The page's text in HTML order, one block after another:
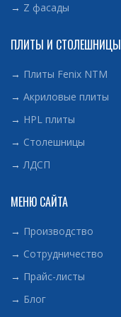
→ Z фасады
ПЛИТЫ И СТОЛЕШНИЦЫ
→ Плиты Fenix NTM
→ Акриловые плиты
→ HPL плиты
→ Столешницы
→ЛДСП
МЕНЮ САЙТА
→ Производство
→ Сотрудничество
→ Прайс-листы
→ Блог